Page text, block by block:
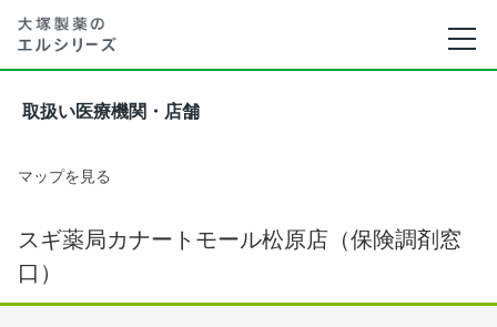
取扱い医療機関・店舗
マップを見る
スギ薬局カナートモール松原店（保険調剤窓
口）